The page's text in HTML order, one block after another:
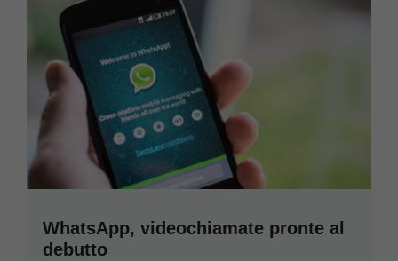
WhatsApp, videochiamate pronte al
debutto